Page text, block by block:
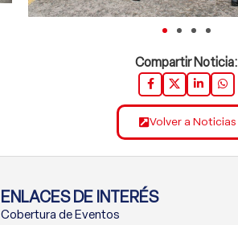
Compartir Noticia:
Volver a Noticias
ENLACES DE INTERÉS
Cobertura de Eventos